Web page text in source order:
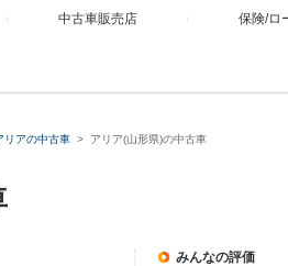
中古車販売店 保険/ロ
リアの中古車 アリア(山形県)の中古車
みんなの評価